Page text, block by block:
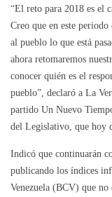
“El reto para 2018 es el
Creo que en este
al pueblo lo que está
ahora retomaremos
conocer quién es el
pueblo”, declaró a La
partido Un Nuevo
del Legislativo, que hoy
Indicó que continuarán
publicando los índices
Venezuela (BCV) que no